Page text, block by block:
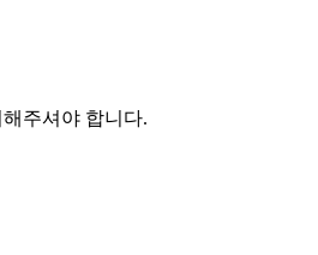
주셔야 합니다.